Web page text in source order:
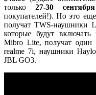
только 27-30 сентября
покупателей!). Но это
получат TWS-наушники
которые будут
Mibro Lite, получат
realme 7i, наушники
JBL GO3.